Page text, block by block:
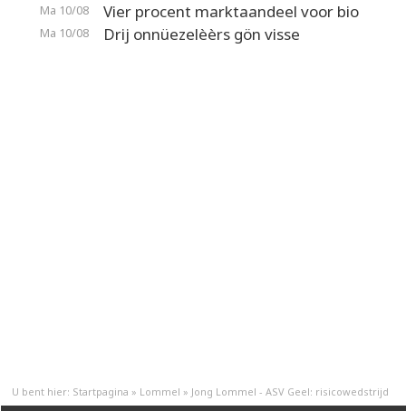
Ma 10/08 Vier procent marktaandeel voor bio
Ma 10/08 Drij onnüezelèèrs gön visse
U bent hier: Startpagina » Lommel » Jong Lommel - ASV Geel: risicowedstrijd